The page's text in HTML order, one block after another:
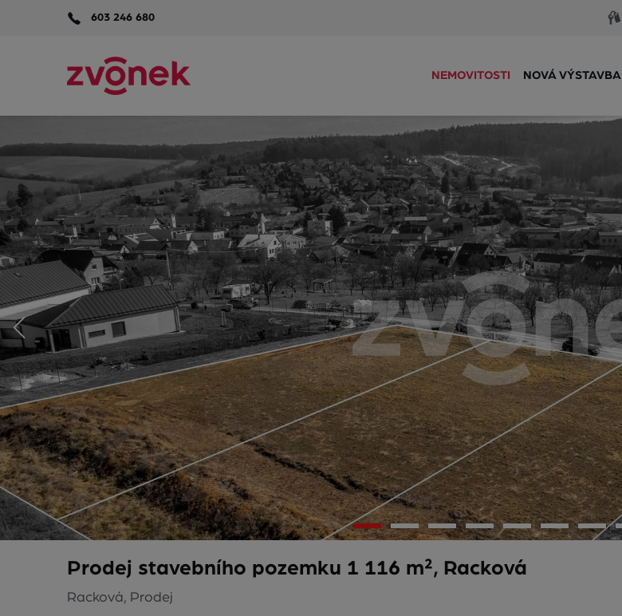
603 246 680
NEMOVITOSTI NOVÁ VÝSTAVBA
Prodej stavebního pozemku 1 116 m², Racková
Racková, Prodej